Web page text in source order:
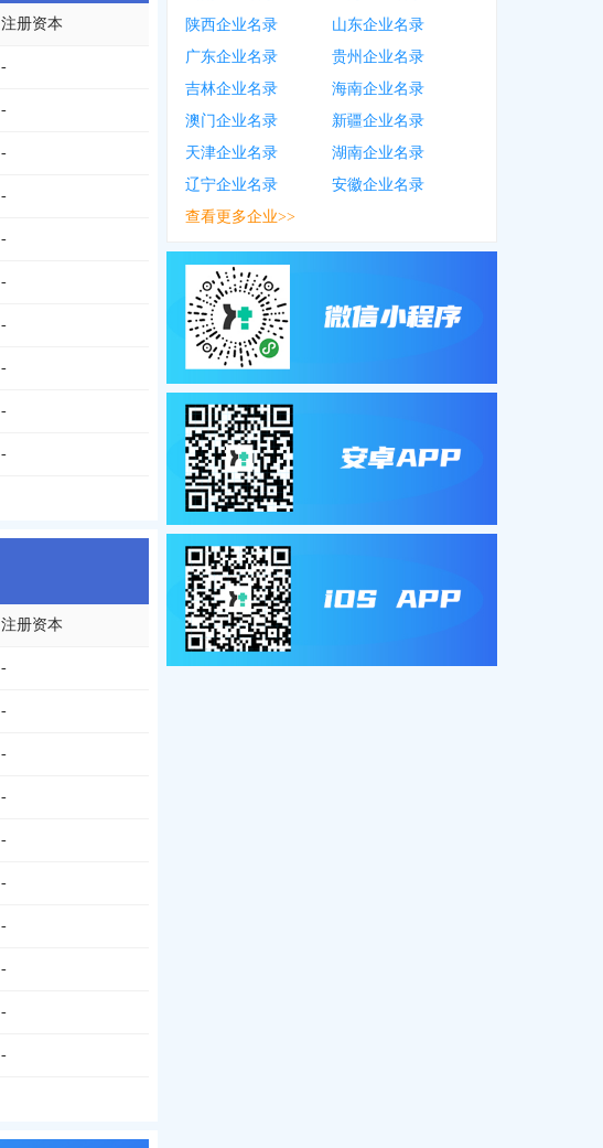
注册资本
-
-
-
-
-
-
-
-
-
-
注册资本
-
-
-
-
-
-
-
-
-
-
陕西企业名录
山东企业名录
广东企业名录
贵州企业名录
吉林企业名录
海南企业名录
澳门企业名录
新疆企业名录
天津企业名录
湖南企业名录
辽宁企业名录
安徽企业名录
查看更多企业>>